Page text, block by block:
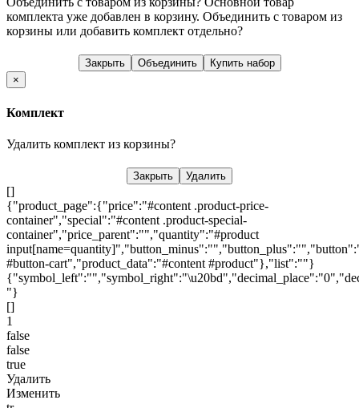
комплекта уже добавлен в корзину. Объединить с товаром из
корзины или добавить комплект отдельно?
Закрыть Объединить
Купить набор
×
Комплект
Удалить комплект из корзины?
Закрыть Удалить
[]
{"product_page":{"price":"#content .product-price-
container","special":"#content .product-special-
container","price_parent":"","quantity":"#product
#button-cart","product_data":"#content #product"},"list":""}
"}
[]
1
false
false
true
Удалить
Изменить